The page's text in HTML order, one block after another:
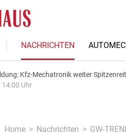
NACHRICHTEN
Kfz-Mechatronik weiter
Uhr
Home Nachrichten GW-